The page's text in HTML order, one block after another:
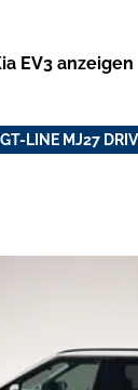
EV3 anzeigen
LINE MJ27